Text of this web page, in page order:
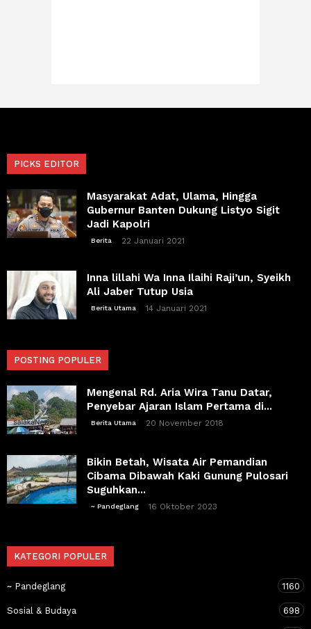
PICKS EDITOR
Masyarakat Adat, Ulama, Hingga
Gubernur Banten Dukung Listyo Sigit
Jadi Kapolri
Berita 22 Januari 2021
Inna lillahi Wa Inna Ilaihi Raji’un, Syeikh
Ali Jaber Tutup Usia
Berita Utama 14 Januari 2021
POSTING POPULER
Mengenal Rd. Aria Wira Tanu Datar,
Penyebar Ajaran Islam Pertama di...
Berita Utama 20 November 2018
Bikin Betah, Wisata Air Pemandian
Cibama Dibawah Kaki Gunung Pulosari
Suguhkan...
~ Pandeglang 16 Oktober 2023
KATEGORI POPULER
~ Pandeglang 1160
Sosial & Budaya 698